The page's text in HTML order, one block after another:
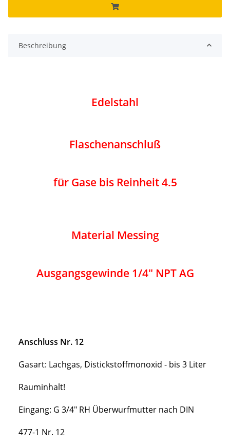
Beschreibung
Edelstahl
Flaschenanschluß
für Gase bis Reinheit 4.5
Material Messing
Ausgangsgewinde 1/4" NPT AG
Anschluss Nr. 12
Gasart: Lachgas, Distickstoffmonoxid - bis 3 Liter
Rauminhalt!
Eingang: G 3/4" RH Überwurfmutter nach DIN
477-1 Nr. 12